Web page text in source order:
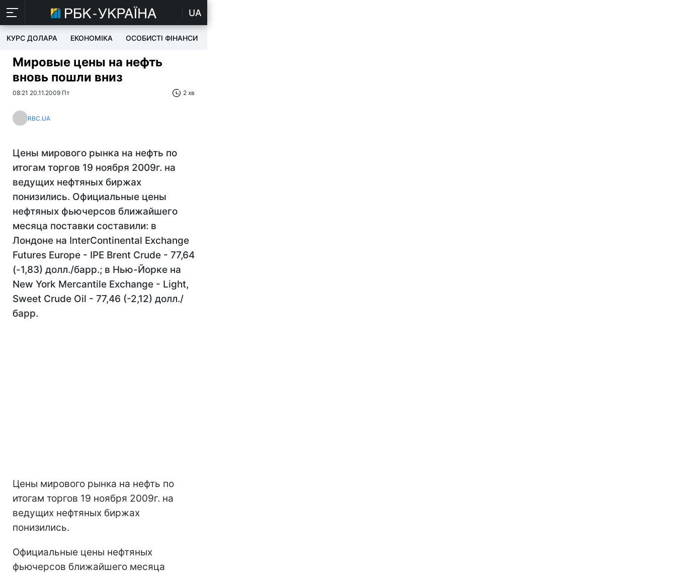
UA
КУРС ДОЛАРА ЕКОНОМІКА ОСОБИСТІ ФІНАНСИ
Мировые цены на нефть
вновь пошли вниз
08:21 20.11.2009 Пт 2 хв
RBC.UA
Цены мирового рынка на нефть по
итогам торгов 19 ноября 2009г. на
ведущих нефтяных биржах
понизились. Официальные цены
нефтяных фьючерсов ближайшего
месяца поставки составили: в
Лондоне на InterContinental Exchange
Futures Europe - IPE Brent Crude - 77,64
(-1,83) долл./барр.; в Нью-Йорке на
New York Mercantile Exchange - Light,
Sweet Crude Oil - 77,46 (-2,12) долл./
барр.
Цены мирового рынка на нефть по
итогам торгов 19 ноября 2009г. на
ведущих нефтяных биржах
понизились.
Официальные цены нефтяных
фьючерсов ближайшего месяца